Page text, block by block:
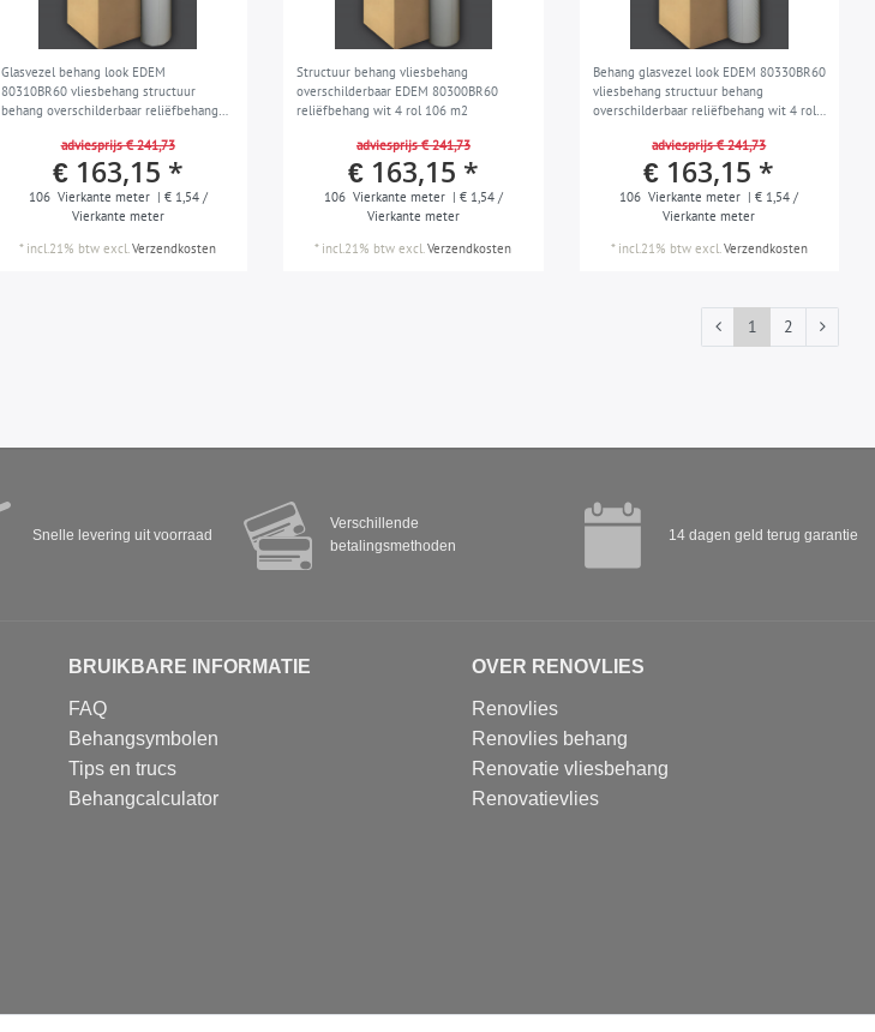
Glasvezel behang look EDEM
80310BR60 vliesbehang structuur
behang overschilderbaar reliëfbehang
adviesprijs € 241,73
€ 163,15 *
106 Vierkante meter | € 1,54 /
Vierkante meter
* incl.21% btw excl.Verzendkosten
Structuur behang vliesbehang
overschilderbaar EDEM 80300BR60
reliëfbehang wit 4 rol 106 m2
adviesprijs € 241,73
€ 163,15 *
106 Vierkante meter | € 1,54 /
Vierkante meter
* incl.21% btw excl.Verzendkosten
Behang glasvezel look EDEM 80330BR60
vliesbehang structuur behang
overschilderbaar reliëfbehang wit 4 rol
adviesprijs € 241,73
€ 163,15 *
106 Vierkante meter | € 1,54 /
Vierkante meter
* incl.21% btwexcl.Verzendkosten
1 2
Snelle levering uit voorraad
Verschillende
betalingsmethoden
14 dagen geld terug garantie
BRUIKBARE INFORMATIE
FAQ
Behangsymbolen
Tips en trucs
Behangcalculator
OVER RENOVLIES
Renovlies
Renovlies behang
Renovatie vliesbehang
Renovatievlies